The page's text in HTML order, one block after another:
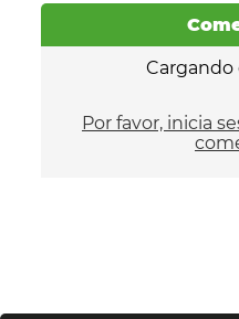
Por favor, inicia